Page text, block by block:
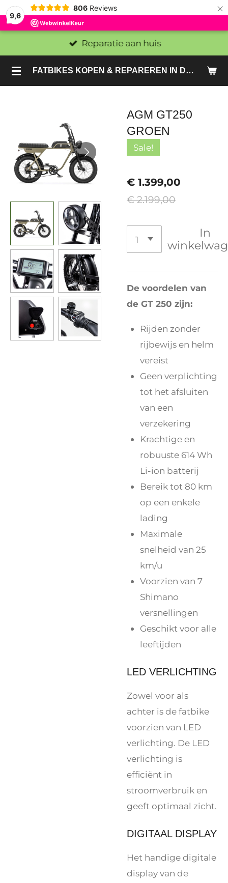
9,6
806 Reviews ×
FATBIKES KOPEN & REPAREREN IN DEN HAAG EN ZOETERMEER - SACHE BIKES
Reparatie aan huis
AGM GT250
GROEN
Sale!
€ 1.399,00
€ 2.199,00
In
De voordelen van
de GT 250 zijn:
Rijden zonder
rijbewijs en helm
vereist
Geen verplichting
tot het afsluiten
van een
verzekering
Krachtige en
robuuste 614 Wh
Li-ion batterij
Bereik tot 80 km
op een enkele
lading
Maximale
snelheid van 25
km/u
Voorzien van 7
Shimano
versnellingen
Geschikt voor alle
leeftijden
LED VERLICHTING
Zowel voor als
achter is de fatbike
voorzien van LED
verlichting. De LED
verlichting is
efficiënt in
stroomverbruik en
geeft optimaal zicht.
DIGITAAL DISPLAY
Het handige digitale
display van de